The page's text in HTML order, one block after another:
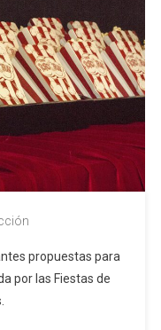
propuestas para
por las Fiestas de